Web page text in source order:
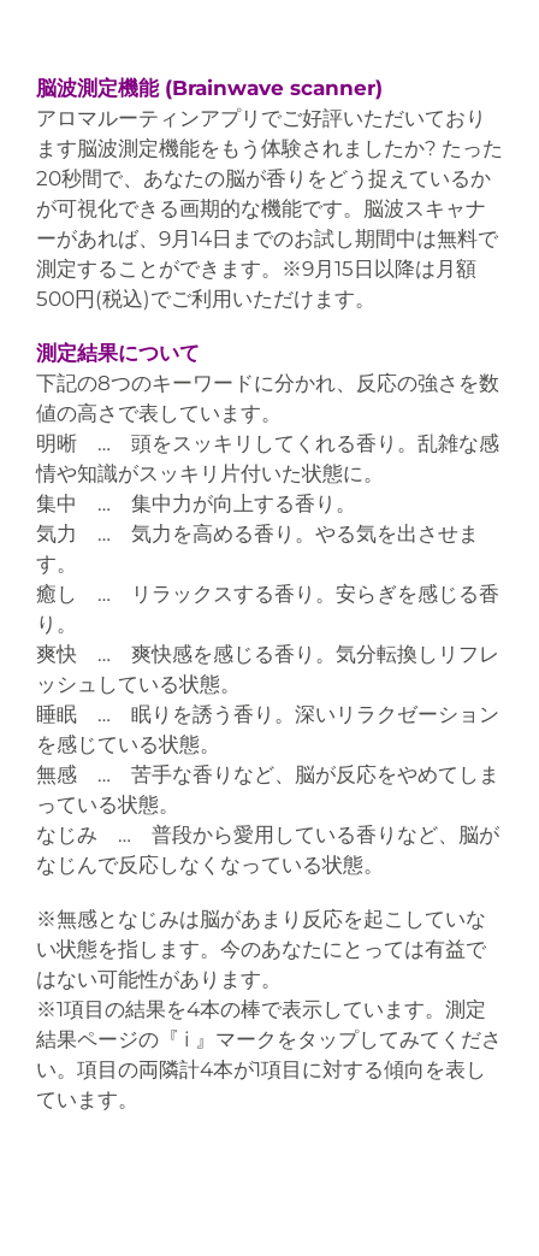
脳波測定機能 (Brainwave scanner)
アロマルーティンアプリでご好評いただいており
ます脳波測定機能をもう体験されましたか? たった
20秒間で、あなたの脳が香りをどう捉えているか
が可視化できる画期的な機能です。脳波スキャナ
ーがあれば、9月14日までのお試し期間中は無料で
測定することができます。※9月15日以降は月額
500円(税込)でご利用いただけます。
測定結果について
下記の8つのキーワードに分かれ、反応の強さを数
値の高さで表しています。
明晰 … 頭をスッキリしてくれる香り。乱雑な感
情や知識がスッキリ片付いた状態に。
集中 … 集中力が向上する香り。
気力 … 気力を高める香り。やる気を出させま
す。
癒し … リラックスする香り。安らぎを感じる香
り。
爽快 … 爽快感を感じる香り。気分転換しリフレ
ッシュしている状態。
睡眠 … 眠りを誘う香り。深いリラクゼーション
を感じている状態。
無感 … 苦手な香りなど、脳が反応をやめてしま
っている状態。
なじみ … 普段から愛用している香りなど、脳が
なじんで反応しなくなっている状態。
※無感となじみは脳があまり反応を起こしていな
い状態を指します。今のあなたにとっては有益で
はない可能性があります。
※1項目の結果を4本の棒で表示しています。測定
結果ページの『 i 』マークをタップしてみてくださ
い。項目の両隣計4本が1項目に対する傾向を表し
ています。